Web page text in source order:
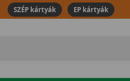
SZÉP kártyák EP kártyák